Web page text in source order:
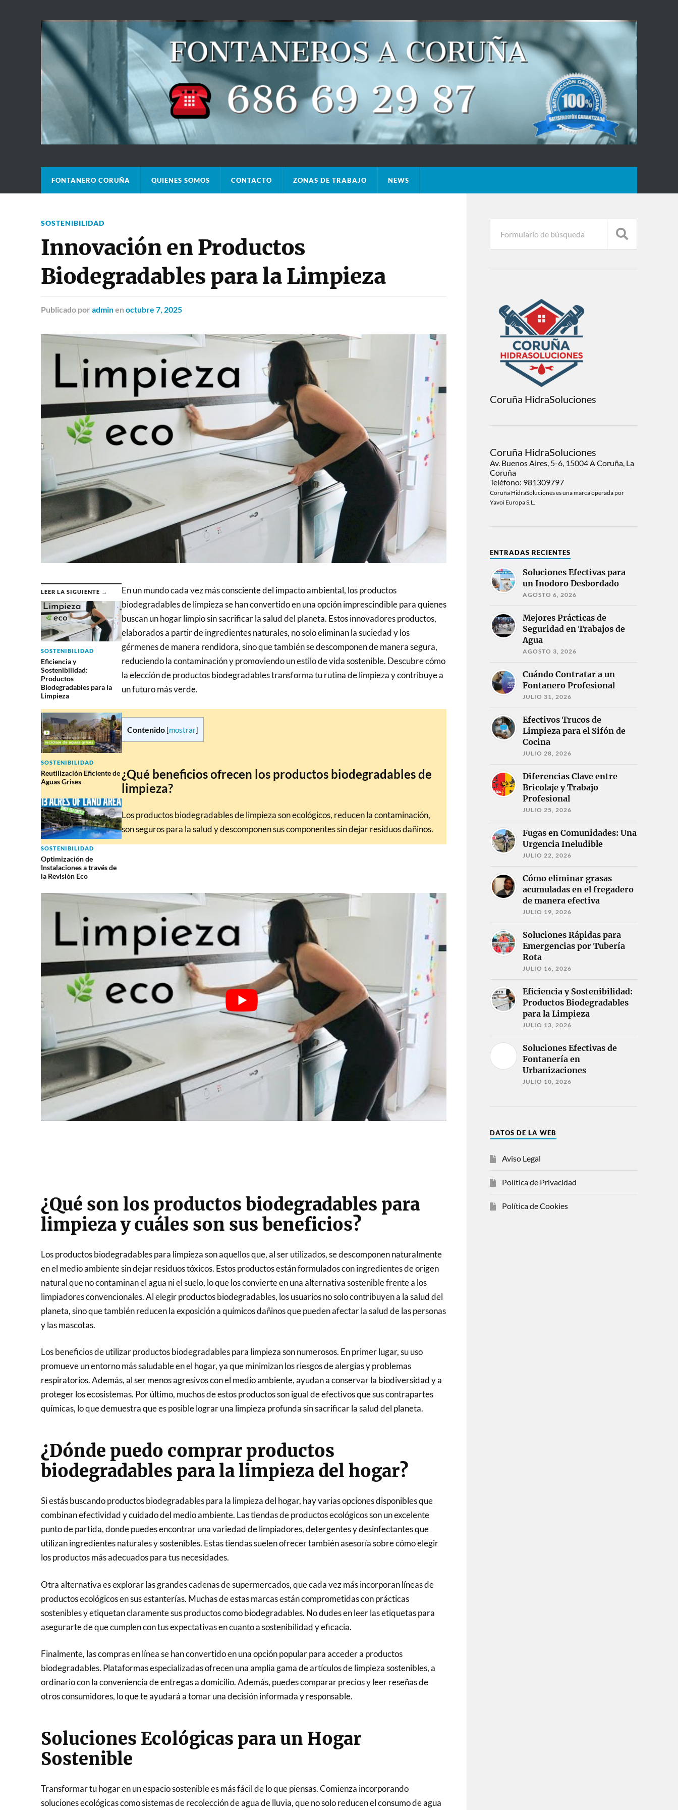
FONTANERO CORUÑA QUIENES SOMOS CONTACTO ZONAS DE TRABAJO NEWS
SOSTENIBILIDAD
Innovación en Productos
Biodegradables para la Limpieza
Publicado por adminen octubre 7, 2025
LEER LA SIGUIENTE →
SOSTENIBILIDAD
Eficiencia y
Sostenibilidad:
Productos
Biodegradables para la
Limpieza
SOSTENIBILIDAD
Reutilización Eficiente de
Aguas Grises
SOSTENIBILIDAD
Optimización de
Instalaciones a través de
la Revisión Eco
En un mundo cada vez más consciente del impacto ambiental, los productos
biodegradables de limpieza se han convertido en una opción imprescindible para quienes
buscan un hogar limpio sin sacrificar la salud del planeta. Estos innovadores productos,
elaborados a partir de ingredientes naturales, no solo eliminan la suciedad y los
gérmenes de manera rendidora, sino que también se descomponen de manera segura,
reduciendo la contaminación y promoviendo un estilo de vida sostenible. Descubre cómo
la elección de productos biodegradables transforma tu rutina de limpieza y contribuye a
un futuro más verde.
Contenido [mostrar]
¿Qué beneficios ofrecen los productos biodegradables de
limpieza?
Los productos biodegradables de limpieza son ecológicos, reducen la contaminación,
son seguros para la salud y descomponen sus componentes sin dejar residuos dañinos.
¿Qué son los productos biodegradables para
limpieza y cuáles son sus beneficios?
Los productos biodegradables para limpieza son aquellos que, al ser utilizados, se descomponen naturalmente
en el medio ambiente sin dejar residuos tóxicos. Estos productos están formulados con ingredientes de origen
natural que no contaminan el agua ni el suelo, lo que los convierte en una alternativa sostenible frente a los
limpiadores convencionales. Al elegir productos biodegradables, los usuarios no solo contribuyen a la salud del
planeta, sino que también reducen la exposición a químicos dañinos que pueden afectar la salud de las personas
y las mascotas.
Los beneficios de utilizar productos biodegradables para limpieza son numerosos. En primer lugar, su uso
promueve un entorno más saludable en el hogar, ya que minimizan los riesgos de alergias y problemas
respiratorios. Además, al ser menos agresivos con el medio ambiente, ayudan a conservar la biodiversidad y a
proteger los ecosistemas. Por último, muchos de estos productos son igual de efectivos que sus contrapartes
químicas, lo que demuestra que es posible lograr una limpieza profunda sin sacrificar la salud del planeta.
¿Dónde puedo comprar productos
biodegradables para la limpieza del hogar?
Si estás buscando productos biodegradables para la limpieza del hogar, hay varias opciones disponibles que
combinan efectividad y cuidado del medio ambiente. Las tiendas de productos ecológicos son un excelente
punto de partida, donde puedes encontrar una variedad de limpiadores, detergentes y desinfectantes que
utilizan ingredientes naturales y sostenibles. Estas tiendas suelen ofrecer también asesoría sobre cómo elegir
los productos más adecuados para tus necesidades.
Otra alternativa es explorar las grandes cadenas de supermercados, que cada vez más incorporan líneas de
productos ecológicos en sus estanterías. Muchas de estas marcas están comprometidas con prácticas
sostenibles y etiquetan claramente sus productos como biodegradables. No dudes en leer las etiquetas para
asegurarte de que cumplen con tus expectativas en cuanto a sostenibilidad y eficacia.
Finalmente, las compras en línea se han convertido en una opción popular para acceder a productos
biodegradables. Plataformas especializadas ofrecen una amplia gama de artículos de limpieza sostenibles, a
ordinario con la conveniencia de entregas a domicilio. Además, puedes comparar precios y leer reseñas de
otros consumidores, lo que te ayudará a tomar una decisión informada y responsable.
Soluciones Ecológicas para un Hogar
Sostenible
Transformar tu hogar en un espacio sostenible es más fácil de lo que piensas. Comienza incorporando
soluciones ecológicas como sistemas de recolección de agua de lluvia, que no solo reducen el consumo de agua
Coruña HidraSoluciones
Coruña HidraSoluciones
Av. Buenos Aires, 5-6, 15004 A Coruña, La
Coruña
Teléfono: 981309797
Coruña HidraSoluciones es una marca operada por
Yavoi Europa S.L.
ENTRADAS RECIENTES
Soluciones Efectivas para
un Inodoro Desbordado
AGOSTO 6, 2026
Mejores Prácticas de
Seguridad en Trabajos de
Agua
AGOSTO 3, 2026
Cuándo Contratar a un
Fontanero Profesional
JULIO 31, 2026
Efectivos Trucos de
Limpieza para el Sifón de
Cocina
JULIO 28, 2026
Diferencias Clave entre
Bricolaje y Trabajo
Profesional
JULIO 25, 2026
Fugas en Comunidades: Una
Urgencia Ineludible
JULIO 22, 2026
Cómo eliminar grasas
acumuladas en el fregadero
de manera efectiva
JULIO 19, 2026
Soluciones Rápidas para
Emergencias por Tubería
Rota
JULIO 16, 2026
Eficiencia y Sostenibilidad:
Productos Biodegradables
para la Limpieza
JULIO 13, 2026
Soluciones Efectivas de
Fontanería en
Urbanizaciones
JULIO 10, 2026
DATOS DE LA WEB
Aviso Legal
Política de Privacidad
Política de Cookies